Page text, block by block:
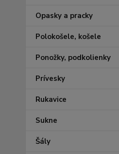
Opasky a pracky
Polokošele, košele
Ponožky, podkolienky
Prívesky
Rukavice
Sukne
Šály